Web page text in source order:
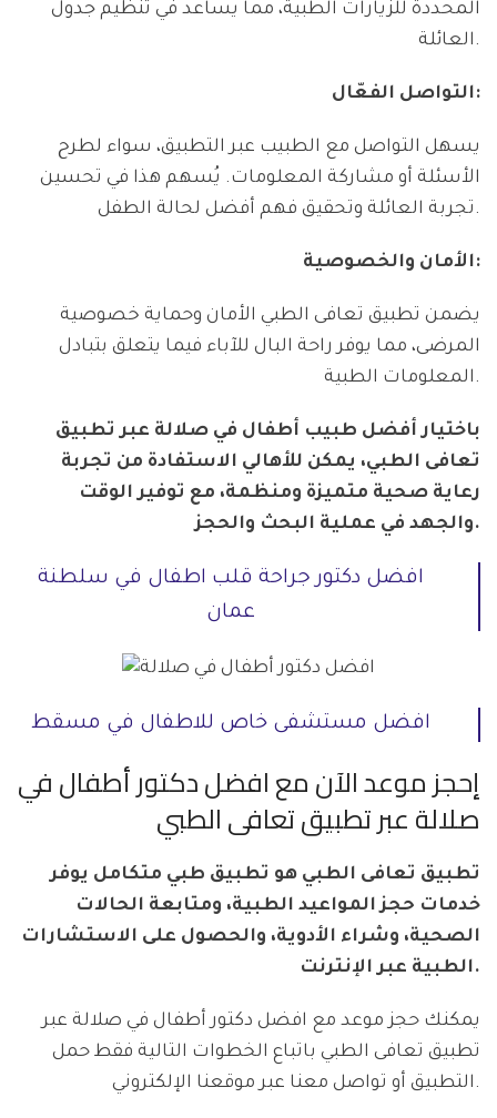
المحددة للزيارات الطبية، مما يساعد في تنظيم جدول
العائلة.
التواصل الفعّال:
يسهل التواصل مع الطبيب عبر التطبيق، سواء لطرح
الأسئلة أو مشاركة المعلومات. يُسهم هذا في تحسين
تجربة العائلة وتحقيق فهم أفضل لحالة الطفل.
الأمان والخصوصية:
يضمن تطبيق تعافى الطبي الأمان وحماية خصوصية
المرضى، مما يوفر راحة البال للآباء فيما يتعلق بتبادل
المعلومات الطبية.
باختيار أفضل طبيب أطفال في صلالة عبر تطبيق
تعافى الطبي، يمكن للأهالي الاستفادة من تجربة
رعاية صحية متميزة ومنظمة، مع توفير الوقت
والجهد في عملية البحث والحجز.
افضل دكتور جراحة قلب اطفال في سلطنة
عمان
افضل مستشفى خاص للاطفال في مسقط
إحجز موعد الآن مع افضل دكتور أطفال في
صلالة عبر تطبيق تعافى الطبي
تطبيق تعافى الطبي هو تطبيق طبي متكامل يوفر
خدمات حجز المواعيد الطبية، ومتابعة الحالات
الصحية، وشراء الأدوية، والحصول على الاستشارات
الطبية عبر الإنترنت.
يمكنك حجز موعد مع افضل دكتور أطفال في صلالة عبر
تطبيق تعافى الطبي باتباع الخطوات التالية فقط حمل
التطبيق أو تواصل معنا عبر موقعنا الإلكتروني.